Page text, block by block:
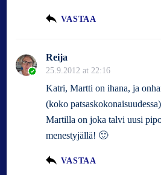
VASTAA
Reija
25.9.2012 at 22:16
Katri, Martti on ihana, ja
(koko
Martilla on joka talvi uusi
menestyjällä! 🙂
VASTAA